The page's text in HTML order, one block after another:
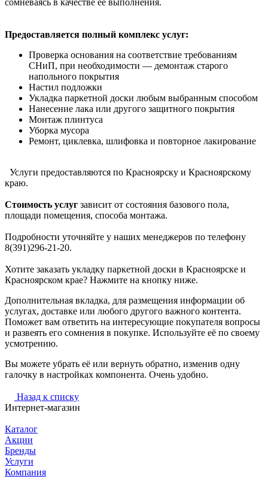
сомневаясь в качестве ее выполнения.
Предоставляется полный комплекс услуг:
Проверка основания на соответствие требованиям
СНиП, при необходимости — демонтаж старого
напольного покрытия
Настил подложки
Укладка паркетной доски любым выбранным способом
Нанесение лака или другого защитного покрытия
Монтаж плинтуса
Уборка мусора
Ремонт, циклевка, шлифовка и повторное лакирование
Услуги предоставляются по Красноярску и Красноярскому
краю.
Стоимость услуг зависит от состояния базового пола,
площади помещения, способа монтажа.
Подробности уточняйте у наших менеджеров по телефону
8(391)296-21-20.
Хотите заказать укладку паркетной доски в Красноярске и
Красноярском крае? Нажмите на кнопку ниже.
Дополнительная вкладка, для размещения информации об
услугах, доставке или любого другого важного контента.
Поможет вам ответить на интересующие покупателя вопросы
и развеять его сомнения в покупке. Используйте её по своему
усмотрению.
Вы можете убрать её или вернуть обратно, изменив одну
галочку в настройках компонента. Очень удобно.
Назад к списку
Интернет-магазин
Каталог
Акции
Бренды
Услуги
Компания